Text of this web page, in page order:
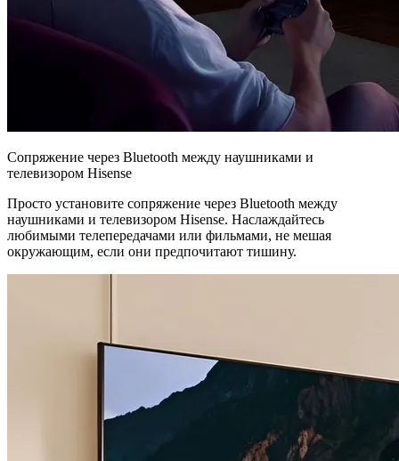
Сопряжение через Bluetooth между наушниками и
телевизором Hisense
Просто установите сопряжение через Bluetooth между
наушниками и телевизором Hisense. Наслаждайтесь
любимыми телепередачами или фильмами, не мешая
окружающим, если они предпочитают тишину.